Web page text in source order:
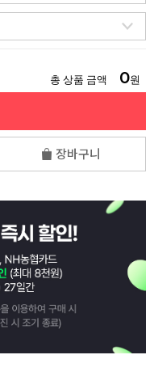
총 상품 금액 0원
장바구니